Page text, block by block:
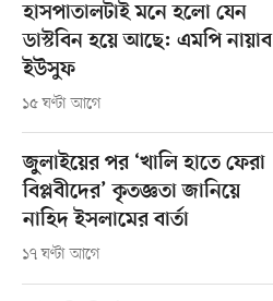
হাসপাতালটাই মনে হলো যেন
ডাস্টবিন হয়ে আছে: এমপি নায়াব
ইউসুফ
১৫ ঘণ্টা আগে
জুলাইয়ের পর ‘খালি হাতে ফেরা
বিপ্লবীদের’ কৃতজ্ঞতা জানিয়ে
নাহিদ ইসলামের বার্তা
১৭ ঘণ্টা আগে